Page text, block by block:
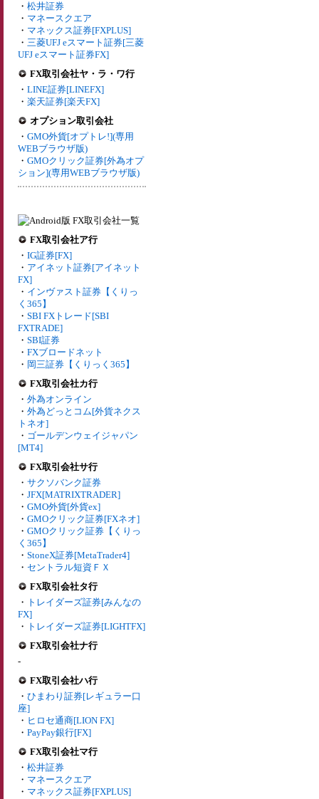
・ 松井証券
・ マネースクエア
・ マネックス証券[FXPLUS]
・ 三菱UFJ eスマート証券[三菱
UFJ eスマート証券FX]
FX取引会社ヤ・ラ・ワ行
・ LINE証券[LINEFX]
・ 楽天証券[楽天FX]
オプション取引会社
・ GMO外貨[オプトレ!](専用
WEBブラウザ版)
・ GMOクリック証券[外為オプ
ション](専用WEBブラウザ版)
FX取引会社ア行
・ IG証券[FX]
・ アイネット証券[アイネット
FX]
・ インヴァスト証券【くりっ
く365】
・ SBI FXトレード[SBI
FXTRADE]
・ SBI証券
・ FXブロードネット
・ 岡三証券【くりっく365】
FX取引会社カ行
・ 外為オンライン
・ 外為どっとコム[外貨ネクス
トネオ]
・ ゴールデンウェイジャパン
[MT4]
FX取引会社サ行
・ サクソバンク証券
・ JFX[MATRIXTRADER]
・ GMO外貨[外貨ex]
・ GMOクリック証券[FXネオ]
・ GMOクリック証券【くりっ
く365】
・ StoneX証券[MetaTrader4]
・ セントラル短資ＦＸ
FX取引会社タ行
・ トレイダーズ証券[みんなの
FX]
・ トレイダーズ証券[LIGHTFX]
FX取引会社ナ行
-
FX取引会社ハ行
・ ひまわり証券[レギュラー口
座]
・ ヒロセ通商[LION FX]
・ PayPay銀行[FX]
FX取引会社マ行
・ 松井証券
・ マネースクエア
・ マネックス証券[FXPLUS]